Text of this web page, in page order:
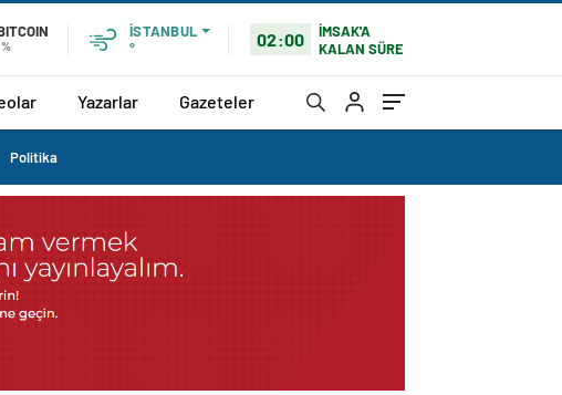
%
İSTANBUL
°
02:00
İMSAK'A
KALAN SÜRE
Yazarlar Gazeteler
Politika